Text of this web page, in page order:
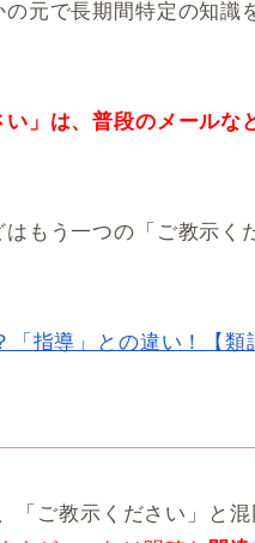
元で長期間特定の知識
」は、普段のメールな
もう一つの「ご教示く
「指導」との違い！【
「ご教示ください」と